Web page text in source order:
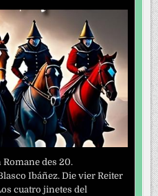
Romane des 20.
Ibáñez. Die vier Reiter
cuatro jinetes del